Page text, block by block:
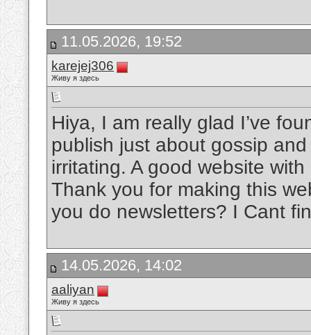
11.05.2026, 19:52
karejej306
Живу я здесь
Hiya, I am really glad I’ve
publish just about gossip
irritating. A good website
Thank you for making this
you do newsletters? I Cant
14.05.2026, 14:02
aaliyan
Живу я здесь